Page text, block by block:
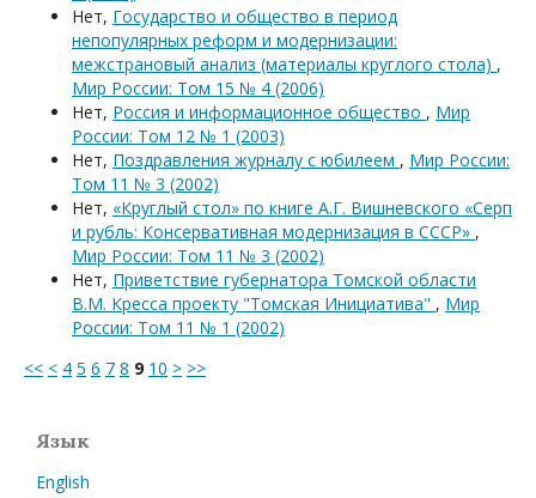
Нет, Государство и общество в период
непопулярных реформ и модернизации:
межстрановый анализ (материалы круглого стола) ,
Мир России: Том 15 № 4 (2006)
Нет, Россия и информационное общество , Мир
России: Том 12 № 1 (2003)
Нет, Поздравления журналу с юбилеем , Мир России:
Том 11 № 3 (2002)
Нет, «Круглый стол» по книге А.Г. Вишневского «Серп
и рубль: Консервативная модернизация в СССР» ,
Мир России: Том 11 № 3 (2002)
Нет, Приветствие губернатора Томской области
В.М. Кресса проекту "Томская Инициатива" , Мир
России: Том 11 № 1 (2002)
<< < 4 5 6 7 8 9 10 > >>
Язык
English